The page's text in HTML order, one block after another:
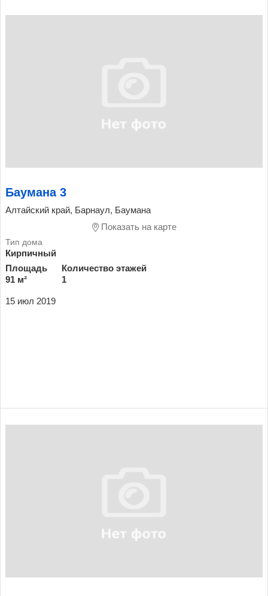
Баумана 3
Алтайский край, Барнаул, Баумана
Показать на карте
Кирпичный
Площадь
91 м²
Количество этажей
1
15 июл 2019